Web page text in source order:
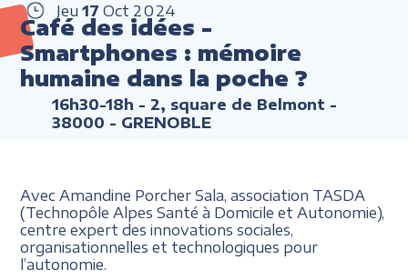
Jeu 17 Oct 2024
Café des idées -
Smartphones : mémoire
humaine dans la poche ?
16h30-18h - 2, square de Belmont -
38000 - GRENOBLE
Avec Amandine Porcher Sala, association TASDA
(Technopôle Alpes Santé à Domicile et Autonomie),
centre expert des innovations sociales,
organisationnelles et technologiques pour
l’autonomie.